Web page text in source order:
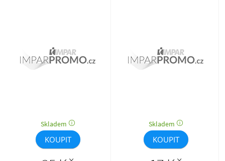
Skladem
KOUPIT
Skladem
KOUPIT